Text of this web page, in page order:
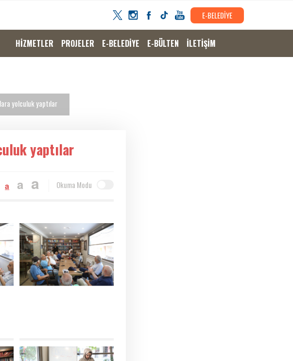
E-BELEDİYE
HİZMETLER PROJELER E-BELEDİYE E-BÜLTEN İLETİŞİM
yolculuk yaptılar
yaptılar
Okuma Modu
a a a